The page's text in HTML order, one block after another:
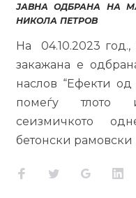
ЈАВНА ОДБРАНА НА
НИКОЛА ПЕТРОВ
На 04.10.2023 год.,
закажана е
наслов “Ефекти
помеѓу тлото
сеизмичкото
бетонски рамовски
Facebook
TwitterGoogle+